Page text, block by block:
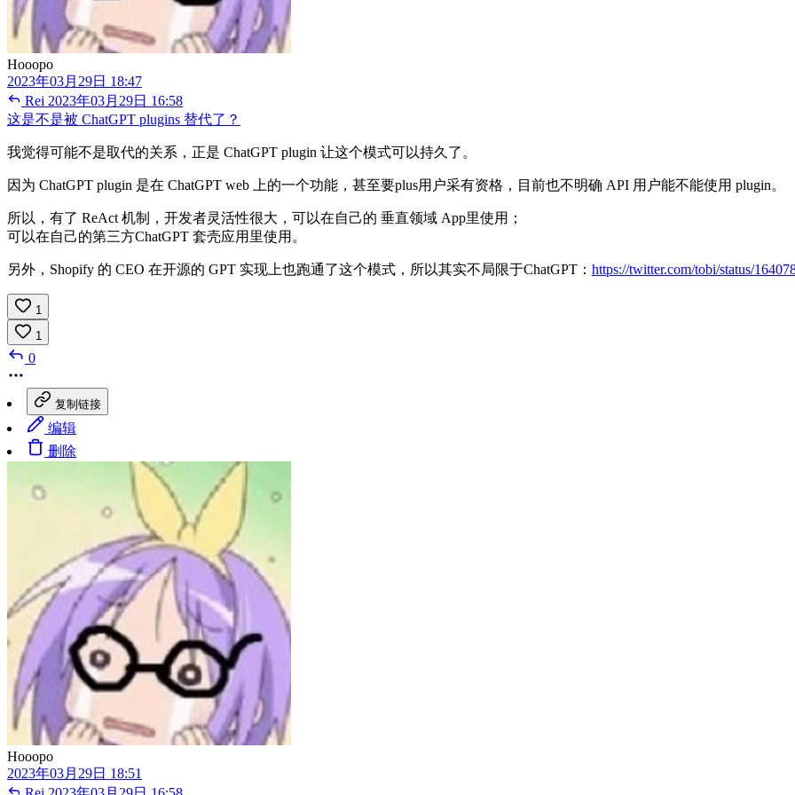
Hooopo
2023年03月29日 18:47
Rei 2023年03月29日 16:58
这是不是被 ChatGPT plugins 替代了？
我觉得可能不是取代的关系，正是 ChatGPT plugin 让这个模式可以持久了。
因为 ChatGPT plugin 是在 ChatGPT web 上的一个功能，甚至要plus用户采有资格，目前也不明确 API 用户能不能使用 plugin。
所以，有了 ReAct 机制，开发者灵活性很大，可以在自己的 垂直领域 App里使用；
可以在自己的第三方ChatGPT 套壳应用里使用。
另外，Shopify 的 CEO 在开源的 GPT 实现上也跑通了这个模式，所以其实不局限于ChatGPT： https://twitter.com/tobi/status/
1
1
0
复制链接
编辑
删除
Hooopo
2023年03月29日 18:51